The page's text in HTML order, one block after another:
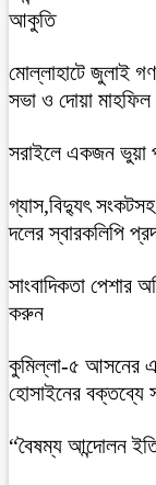
আকুতি
মোল্লাহাটে জুলাই
সভা ও দোয়া মাহফিল
সরাইলে একজন ভুয়া
গ্যাস,বিদ্যুৎ
দলের স্বারকলিপি
সাংবাদিকতা পেশার
করুন
কুমিল্লা-৫ আসনের
হোসাইনের বক্তব্যে
“বৈষম্য আন্দোলন